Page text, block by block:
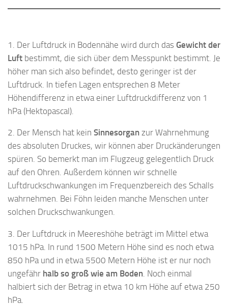
1. Der Luftdruck in Bodennähe wird durch das Gewicht der
Luft bestimmt, die sich über dem Messpunkt bestimmt. Je
höher man sich also befindet, desto geringer ist der
Luftdruck. In tiefen Lagen entsprechen 8 Meter
Höhendifferenz in etwa einer Luftdruckdifferenz von 1
hPa (Hektopascal).
2. Der Mensch hat kein Sinnesorgan zur Wahrnehmung
des absoluten Druckes, wir können aber Druckänderungen
spüren. So bemerkt man im Flugzeug gelegentlich Druck
auf den Ohren. Außerdem können wir schnelle
Luftdruckschwankungen im Frequenzbereich des Schalls
wahrnehmen. Bei Föhn leiden manche Menschen unter
solchen Druckschwankungen.
3. Der Luftdruck in Meereshöhe beträgt im Mittel etwa
1015 hPa. In rund 1500 Metern Höhe sind es noch etwa
850 hPa und in etwa 5500 Metern Höhe ist er nur noch
ungefähr halb so groß wie am Boden. Noch einmal
halbiert sich der Betrag in etwa 10 km Höhe auf etwa 250
hPa.